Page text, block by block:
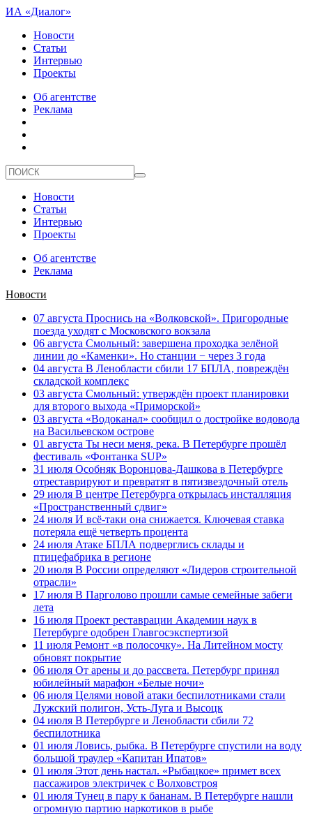
ИА «Диалог»
Новости
Статьи
Интервью
Проекты
Об агентстве
Реклама
Новости
Статьи
Интервью
Проекты
Об агентстве
Реклама
Новости
07 августа Проснись на «Волковской». Пригородные
поезда уходят с Московского вокзала
06 августа Смольный: завершена проходка зелёной
линии до «Каменки». Но станции − через 3 года
04 августа В Ленобласти сбили 17 БПЛА, повреждён
складской комплекс
03 августа Смольный: утверждён проект планировки
для второго выхода «Приморской»
03 августа «Водоканал» сообщил о достройке водовода
на Васильевском острове
01 августа Ты неси меня, река. В Петербурге прошёл
фестиваль «Фонтанка SUP»
31 июля Особняк Воронцова-Дашкова в Петербурге
отреставрируют и превратят в пятизвездочный отель
29 июля В центре Петербурга открылась инсталляция
«Пространственный сдвиг»
24 июля И всё-таки она снижается. Ключевая ставка
потеряла ещё четверть процента
24 июля Атаке БПЛА подверглись склады и
птицефабрика в регионе
20 июля В России определяют «Лидеров строительной
отрасли»
17 июля В Парголово прошли самые семейные забеги
лета
16 июля Проект реставрации Академии наук в
Петербурге одобрен Главгосэкспертизой
11 июля Ремонт «в полосочку». На Литейном мосту
обновят покрытие
06 июля От арены и до рассвета. Петербург принял
юбилейный марафон «Белые ночи»
06 июля Целями новой атаки беспилотниками стали
Лужский полигон, Усть-Луга и Высоцк
04 июля В Петербурге и Ленобласти сбили 72
беспилотника
01 июля Ловись, рыбка. В Петербурге спустили на воду
большой траулер «Капитан Ипатов»
01 июля Этот день настал. «Рыбацкое» примет всех
пассажиров электричек с Волховстроя
01 июля Тунец в пару к бананам. В Петербурге нашли
огромную партию наркотиков в рыбе